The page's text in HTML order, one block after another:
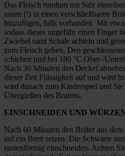
Das Fleisch rundum mit Salz
unten (!) in einen verschließbaren
hinzufügen, falls vorhanden. Mit
sodass dieses ungefähr einen Finger
Zwiebel samt Schale achteln und
zum Fleisch geben. Den
schieben und bei 180 °C Ober-/
Nach 30 Minuten den Deckel
dieser Zeit Flüssigkeit auf und wird
wird danach zum Kinderspiel und Sie
Übergießen des Bratens.
EINSCHNEIDEN UND
Nach 60 Minuten den Bräter aus
auf ein Brett setzen. Die Schwarte
rautenförmig einschneiden. Achten